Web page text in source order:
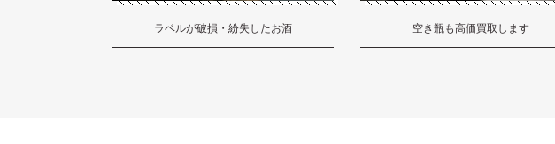
ラベルが破損・紛失したお酒 空き瓶も高価買取します